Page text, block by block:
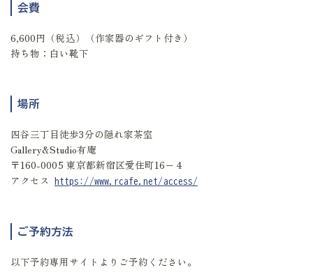
会費
6,600円（税込）（作家器のギフト付き）
持ち物：白い靴下
場所
四谷三丁目徒歩3分の隠れ家茶室
Gallery&Studio有庵
〒160-0005 東京都新宿区愛住町16−４
アクセス
https://www.rcafe.net/access/
ご予約方法
以下予約専用サイトよりご予約ください。